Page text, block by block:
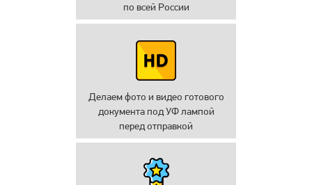
по всей России
Делаем фото и видео готового
документа под УФ лампой
перед отправкой